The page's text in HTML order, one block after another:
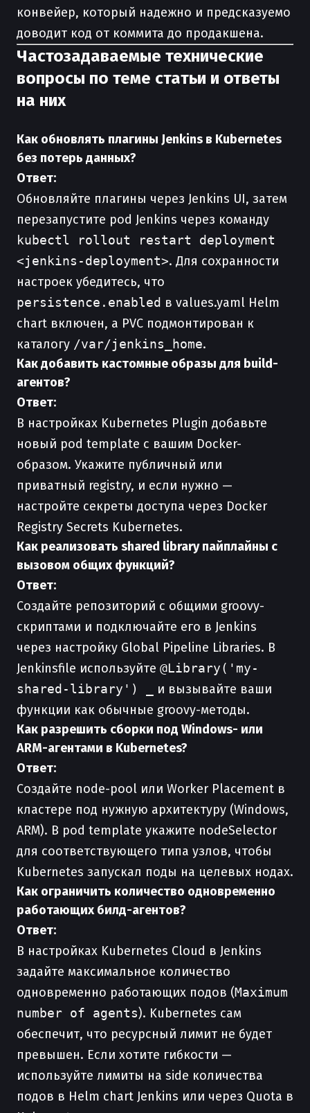
конвейер, который надежно и предсказуемо
доводит код от коммита до продакшена.
Частозадаваемые технические
вопросы по теме статьи и ответы
на них
Как обновлять плагины Jenkins в Kubernetes
без потерь данных?
Ответ:
Обновляйте плагины через Jenkins UI, затем
перезапустите pod Jenkins через команду
kubectl rollout restart deployment
<jenkins-deployment>. Для сохранности
настроек убедитесь, что
persistence.enabled в values.yaml Helm
chart включен, а PVC подмонтирован к
каталогу /var/jenkins_home.
Как добавить кастомные образы для build-
агентов?
Ответ:
В настройках Kubernetes Plugin добавьте
новый pod template с вашим Docker-
образом. Укажите публичный или
приватный registry, и если нужно —
настройте секреты доступа через Docker
Registry Secrets Kubernetes.
Как реализовать shared library пайплайны с
вызовом общих функций?
Ответ:
Создайте репозиторий с общими groovy-
скриптами и подключайте его в Jenkins
через настройку Global Pipeline Libraries. В
Jenkinsfile используйте @Library('my-
shared-library') _
и вызывайте ваши
функции как обычные groovy-методы.
Как разрешить сборки под Windows- или
ARM-агентами в Kubernetes?
Ответ:
Создайте node-pool или Worker Placement в
кластере под нужную архитектуру (Windows,
ARM). В pod template укажите nodeSelector
для соответствующего типа узлов, чтобы
Kubernetes запускал поды на целевых нодах.
Как ограничить количество одновременно
работающих билд-агентов?
Ответ:
В настройках Kubernetes Cloud в Jenkins
задайте максимальное количество
одновременно работающих подов (Maximum
number of agents). Kubernetes сам
обеспечит, что ресурсный лимит не будет
превышен. Если хотите гибкости —
используйте лимиты на side количества
подов в Helm chart Jenkins или через Quota в